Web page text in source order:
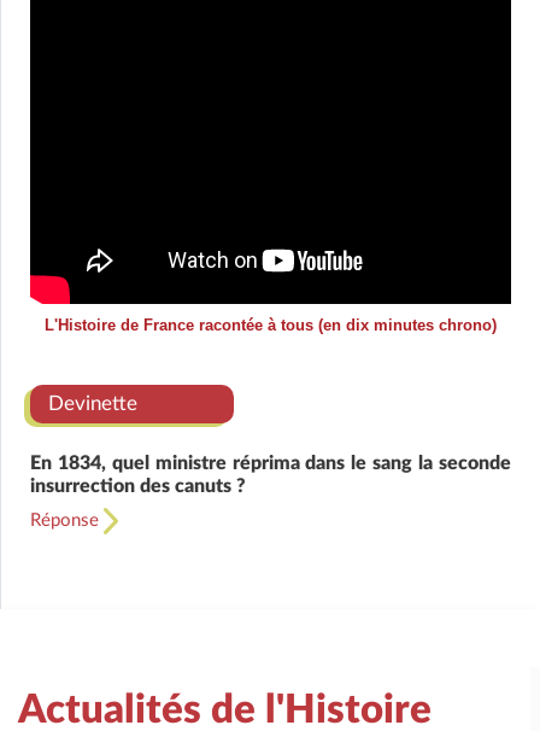
L'Histoire de France racontée à tous (en dix minutes chrono)
Devinette
En 1834, quel ministre réprima dans le sang la seconde
insurrection des canuts ?
Réponse
Actualités de l'Histoire